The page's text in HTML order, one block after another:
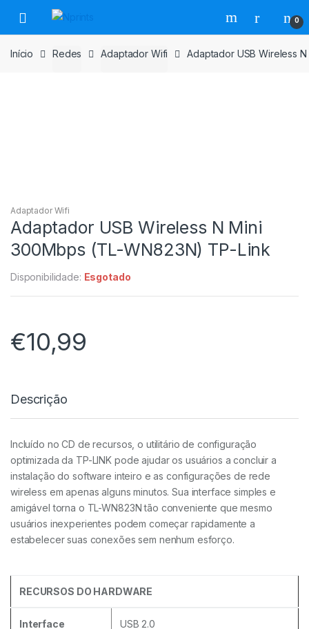
para
navegação
para
o
conteúdo
0
Início Redes Adaptador Wifi Adaptador USB Wireless
Adaptador Wifi
Adaptador USB Wireless N Mini
300Mbps (TL-WN823N) TP-Link
Disponibilidade: Esgotado
€10,99
Descrição
Incluído no CD de recursos, o utilitário de configuração
optimizada da TP-LINK pode ajudar os usuários a concluir a
instalação do software inteiro e as configurações de rede
wireless em apenas alguns minutos. Sua interface simples e
amigável torna o TL-WN823N tão conveniente que mesmo
usuários inexperientes podem começar rapidamente a
estabelecer suas conexões sem nenhum esforço.
RECURSOS DO HARDWARE
Interface USB 2.0